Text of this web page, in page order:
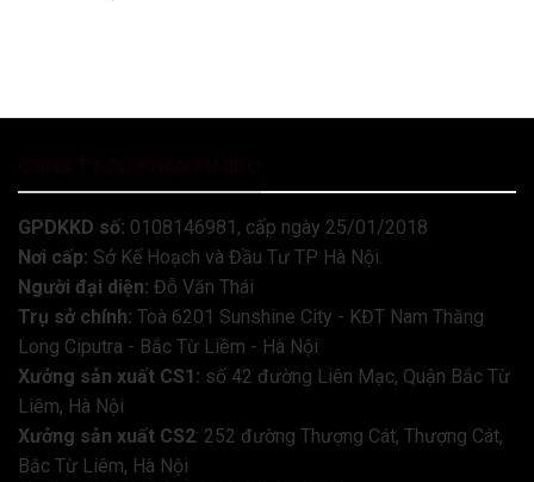
GPDKKD số: 0108146981, cấp ngày 25/01/2018
Nơi cấp: Sở Kế Hoạch và Đầu Tư TP Hà Nội.
Người đại diện: Đỗ Văn Thái
Trụ sở chính: Toà 6201 Sunshine City - KĐT Nam Thăng
Long Ciputra - Bắc Từ Liêm - Hà Nội
Xưởng sản xuất CS1: số 42 đường Liên Mạc, Quận Bắc Từ
Liêm, Hà Nội
Xưởng sản xuất CS2: 252 đường Thượng Cát, Thượng Cát,
Bắc Từ Liêm, Hà Nội